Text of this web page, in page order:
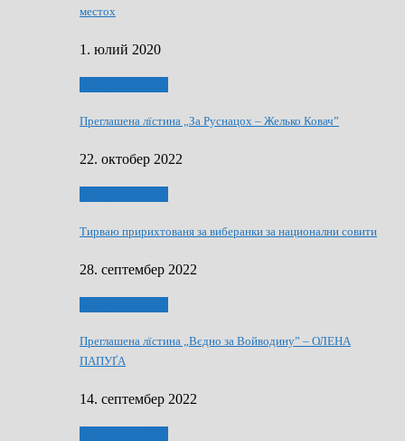
местох
1. юлий 2020
Преглашена лїстина „За Руснацох – Желько Ковач”
22. октобер 2022
Тирваю пририхтованя за виберанки за национални совити
28. септембер 2022
Преглашена лїстина „Вєдно за Войводину” – ОЛЕНА
ПАПУҐА
14. септембер 2022